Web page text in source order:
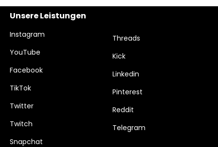
Unsere Leistungen
Instagram
YouTube
Facebook
TikTok
Twitter
Twitch
Snapchat
Threads
Kick
Linkedin
Pinterest
Reddit
Telegram